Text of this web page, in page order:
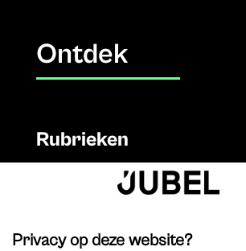
Ontdek
Rubrieken
Civil law & litigation
Corporate & accountancy